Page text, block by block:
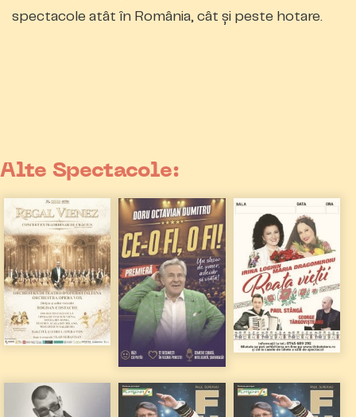
spectacole atât în România, cât și peste hotare.
Alte Spectacole: